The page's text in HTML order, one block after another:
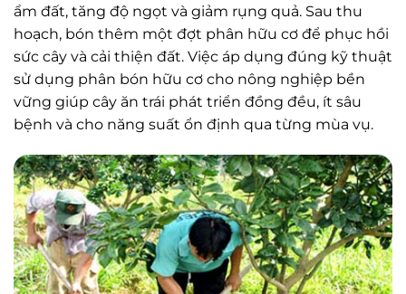
ẩm đất, tăng độ ngọt và giảm rụng quả. Sau thu
hoạch, bón thêm một đợt phân hữu cơ để phục hồi
sức cây và cải thiện đất. Việc áp dụng đúng kỹ thuật
sử dụng phân bón hữu cơ cho nông nghiệp bền
vững giúp cây ăn trái phát triển đồng đều, ít sâu
bệnh và cho năng suất ổn định qua từng mùa vụ.